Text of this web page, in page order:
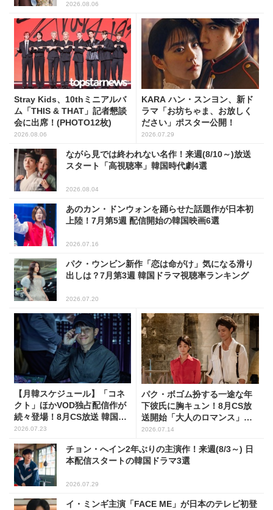
2026.08.06
Stray Kids、10thミニアルバ
ム「THIS & THAT」記者懇談
会に出席！(PHOTO12枚)
2026.08.06
KARA ハン・スンヨン、新ド
ラマ「お坊ちゃま、お放しく
ださい」ポスター公開！
2026.07.29
ながら見では終われない名作！来週(8/10～)放送
スタート「高視聴率」韓国時代劇4選
2026.08.04
あのカン・ドンウォンを踊らせた話題作が日本初
上陸！7月第5週 配信開始の韓国映画6選
2026.07.16
パク・ウンビン新作「恋は命がけ」気になる滑り
出しは？7月第3週 韓国ドラマ視聴率ランキング
2026.07.20
【月韓スケジュール】「コネ
クト」ほかVOD独占配信作が
続々登場！8月CS放送 韓国ド
ラマ(全66選)
2026.07.23
パク・ボゴム扮する一途な年
下彼氏に胸キュン！8月CS放
送開始「大人のロマンス」韓
ドラ6選
2026.07.14
チョン・へイン2年ぶりの主演作！来週(8/3～) 日
本配信スタートの韓国ドラマ3選
2026.07.29
イ・ミンギ主演「FACE ME」が日本のテレビ初登